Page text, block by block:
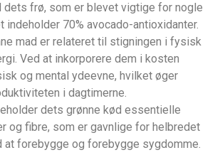
dets frø, som er blevet vigtige for nogle
indeholder 70% avocado-antioxidanter.
mad er relateret til stigningen i fysisk
Ved at inkorporere dem i kosten
og mental ydeevne, hvilket øger
i dagtimerne.
dets grønne kød essentielle
og fibre, som er gavnlige for helbredet
forebygge og forebygge sygdomme.